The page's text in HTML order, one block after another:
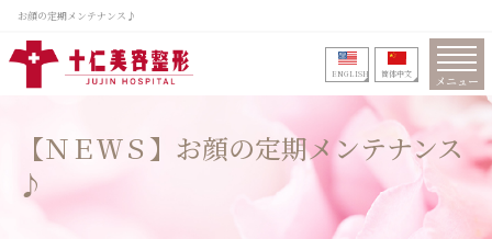
お顔の定期メンテナンス♪
ENGLISH 筒体中文 メニュー
【ＮＥＷＳ】お顔の定期メンテナンス
♪